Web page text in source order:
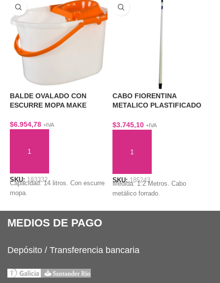
BALDE OVALADO CON
ESCURRE MOPA MAKE
$6.954,78 +IVA
SKU: 183332
Capacidad: 14 litros. Con escurre
mopa.
CABO FIORENTINA
METALICO PLASTIFICADO
$3.745,10 +IVA
SKU:185243
Medida: 1.2 Metros. Cabo
metálico forrado.
MEDIOS DE PAGO
Depósito / Transferencia bancaria